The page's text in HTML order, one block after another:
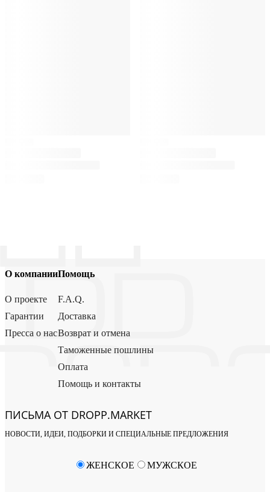
О компании
О проекте
Гарантии
Пресса о нас
Помощь
F.A.Q.
Доставка
Возврат и отмена
Таможенные пошлины
Оплата
Помощь и контакты
ПИСЬМА ОТ DROPP.MARKET
НОВОСТИ, ИДЕИ, ПОДБОРКИ И СПЕЦИАЛЬНЫЕ ПРЕДЛОЖЕНИЯ
ЖЕНСКОЕ МУЖСКОЕ